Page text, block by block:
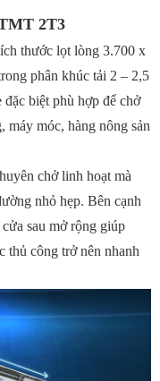
2T3
thước lọt lòng 3.700 x
phân khúc tải 2 – 2,5
biệt phù hợp để chở
máy móc, hàng nông sản
chở linh hoạt mà
nhỏ hẹp. Bên cạnh
sau mở rộng giúp
thủ công trở nên nhanh